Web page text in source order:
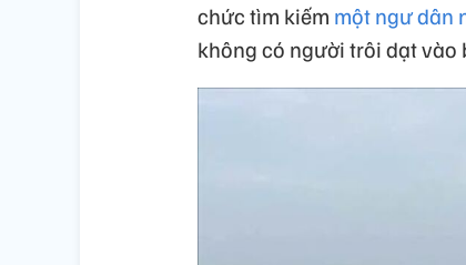
chức tìm kiếm một ngư dân
không có người trôi dạt vào